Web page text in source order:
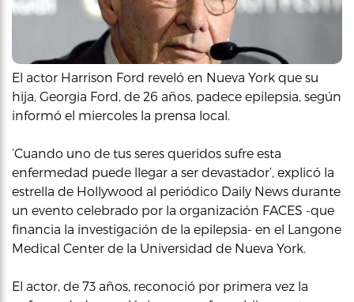
El actor Harrison Ford reveló en Nueva York que su
hija, Georgia Ford, de 26 años, padece epilepsia, según
informó el miercoles la prensa local.
‘Cuando uno de tus seres queridos sufre esta
enfermedad puede llegar a ser devastador’, explicó la
estrella de Hollywood al periódico Daily News durante
un evento celebrado por la organización FACES -que
financia la investigación de la epilepsia- en el Langone
Medical Center de la Universidad de Nueva York.
El actor, de 73 años, reconoció por primera vez la